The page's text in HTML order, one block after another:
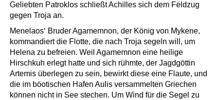
Geliebten Patroklos schließt Achilles sich dem Feldzug
gegen Troja an.
Menelaos‘ Bruder Agamemnon, der König von Mykene,
kommandiert die Flotte, die nach Troja segeln will, um
Helena zu befreien. Weil Agamemnon eine heilige
Hirschkuh erlegt hatte und sich rühmte, der Jagdgöttin
Artemis überlegen zu sein, bewirkt diese eine Flaute, und
die im böotischen Hafen Aulis versammelten Griechen
können nicht in See stechen. Um Wind für die Segel zu